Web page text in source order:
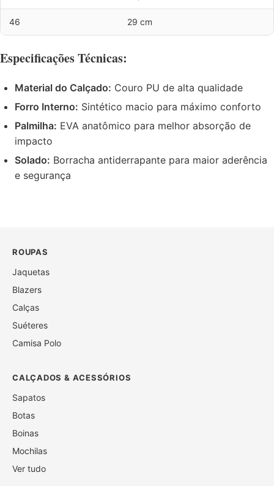
46 29 cm
Especificações Técnicas:
Material do Calçado: Couro PU de alta qualidade
Forro Interno: Sintético macio para máximo conforto
Palmilha: EVA anatômico para melhor absorção de
impacto
Solado: Borracha antiderrapante para maior aderência
e segurança
ROUPAS
Jaquetas
Blazers
Calças
Suéteres
Camisa Polo
CALÇADOS & ACESSÓRIOS
Sapatos
Botas
Boinas
Mochilas
Ver tudo